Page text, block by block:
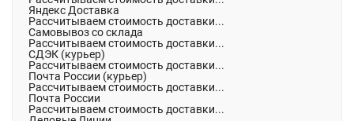
Яндекс Доставка
Рассчитываем стоимость доставки...
Самовывоз со склада
Рассчитываем стоимость доставки...
СДЭК (курьер)
Рассчитываем стоимость доставки...
Почта России (курьер)
Рассчитываем стоимость доставки...
Почта России
Рассчитываем стоимость доставки...